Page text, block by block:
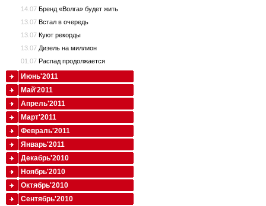
14.07 Бренд «Волга» будет жить
13.07 Встал в очередь
13.07 Куют рекорды
13.07 Дизель на миллион
01.07 Распад продолжается
Июнь'2011
Май'2011
Апрель'2011
Март'2011
Февраль'2011
Январь'2011
Декабрь'2010
Ноябрь'2010
Октябрь'2010
Сентябрь'2010